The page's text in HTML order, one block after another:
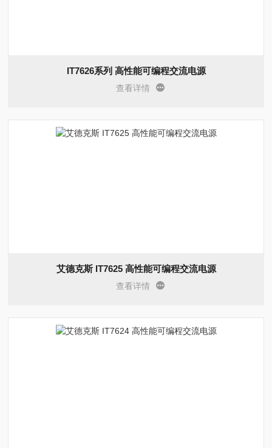
IT7626系列 高性能可编程交流电源
查看详情
艾德克斯 IT7625 高性能可编程交流电源
查看详情